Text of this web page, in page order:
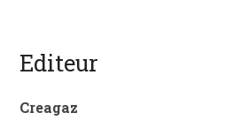
Editeur
Creagaz